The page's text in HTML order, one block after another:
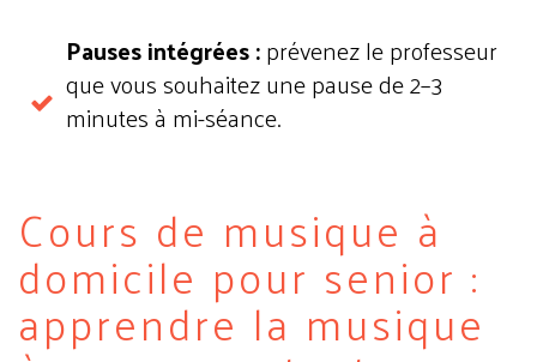
Pauses intégrées :prévenez le professeur
que vous souhaitez une pause de 2–3
minutes à mi-séance.
Cours de musique à
domicile pour senior :
apprendre la musique